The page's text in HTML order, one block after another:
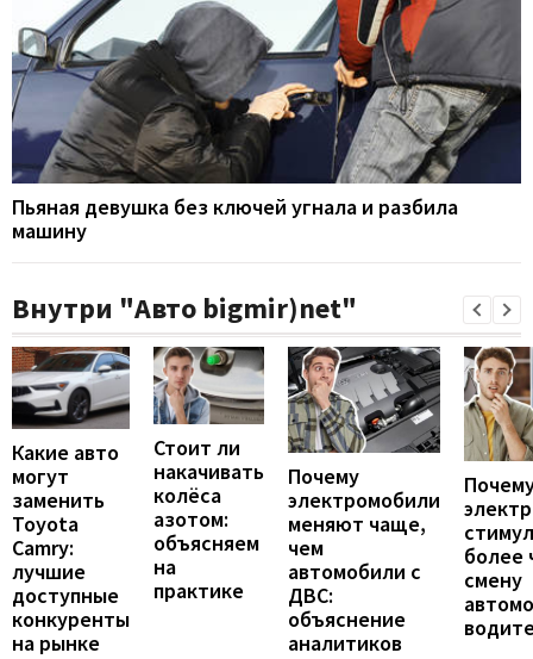
Пьяная девушка без ключей угнала и разбила
машину
Внутри "Авто bigmir)net"
Какие авто
могут
заменить
Toyota
Camry:
лучшие
доступные
конкуренты
на рынке
Стоит ли
накачивать
колёса
азотом:
объясняем
на
практике
Почему
электромобили
меняют чаще,
чем
автомобили с
ДВС:
объяснение
аналитиков
более
смену